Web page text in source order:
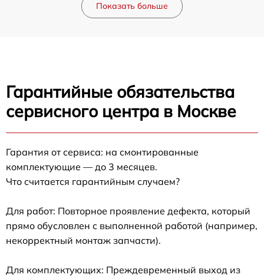
Показать больше
Гарантийные обязательства
сервисного центра в Москве
Гарантия от сервиса: на смонтированные
комплектующие — до 3 месяцев.
Что считается гарантийным случаем?
Для работ: Повторное проявление дефекта, который
прямо обусловлен с выполненной работой (например,
некорректный монтаж запчасти).
Для комплектующих: Преждевременный выход из